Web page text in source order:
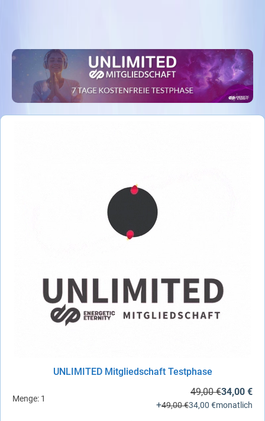
UNLIMITED Mitgliedschaft Testphase
Menge: 1
49,00 €34,00 €
+49,00 €34,00 €monatlich